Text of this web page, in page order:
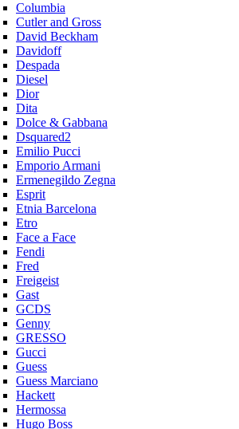
Columbia
Cutler and Gross
David Beckham
Davidoff
Despada
Diesel
Dior
Dita
Dolce & Gabbana
Dsquared2
Emilio Pucci
Emporio Armani
Ermenegildo Zegna
Esprit
Etnia Barcelona
Etro
Face a Face
Fendi
Fred
Freigeist
Gast
GCDS
Genny
GRESSO
Gucci
Guess
Guess Marciano
Hackett
Hermossa
Hugo Boss